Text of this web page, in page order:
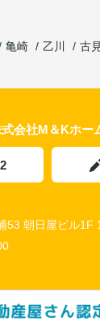
亀崎 乙川 古
会社M＆Kホー
53 朝日屋ビル1F